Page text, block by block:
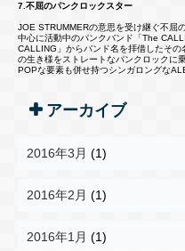
7.不屈のパンクロックスター
JOE STRUMMERの意思を受け継ぐ不屈
中心に活動中のパンクバンド「The
CALLING」からバンド名を拝借したそ
の生き様をストレートなパンクロックに
POPな要素も併せ持つシンガロングな
アーカイブ
2016年3月 (1)
2016年2月 (1)
2016年1月 (1)